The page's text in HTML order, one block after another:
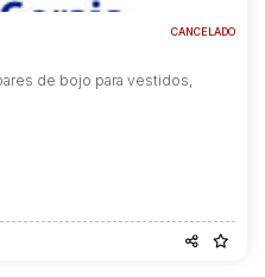
CANCELADO
de bojo para vestidos,